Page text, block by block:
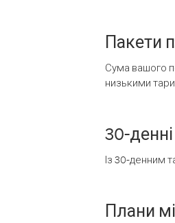
Пакети
Сума вашого
низькими
30-
Із 30-денним
Плани